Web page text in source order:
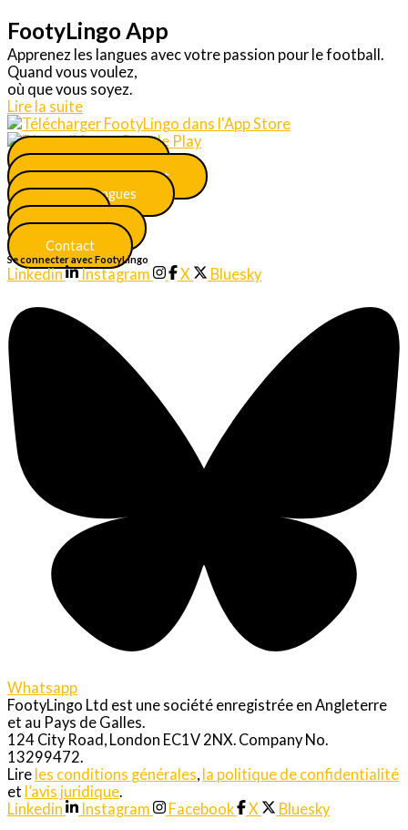
FootyLingo App
Apprenez les langues avec votre passion pour le football.
Quand vous voulez,
où que vous soyez.
Lire la suite
Menu principal
S'inscrire maintenant
Plus de langues
FAQ
Certificats
Contact
Se connecter avec FootyLingo
Linkedin Instagram X Bluesky
Whatsapp
FootyLingo Ltd est une société enregistrée en Angleterre
et au Pays de Galles.
124 City Road, London EC1V 2NX. Company No.
13299472.
Lire les conditions générales la politique de confidentialité
et l’avis juridique
Linkedin
Instagram Facebook X Bluesky